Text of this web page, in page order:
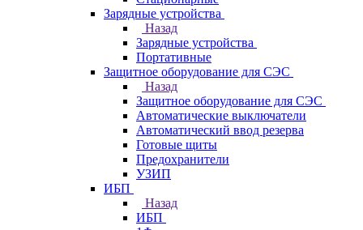
Зарядные устройства
Назад
Зарядные устройства
Портативные
Защитное оборудование для СЭС
Назад
Защитное оборудование для СЭС
Автоматические выключатели
Автоматический ввод резерва
Готовые щиты
Предохранители
УЗИП
ИБП
Назад
ИБП